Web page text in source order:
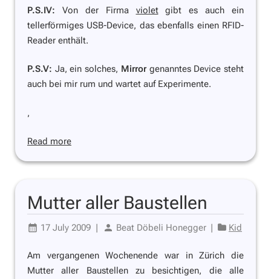
P.S.IV: Von der Firma violetgibt es auch ein
tellerförmiges USB-Device, das ebenfalls einen RFID-
Reader enthält.
P.S.V: Ja, ein solches, Mirrorgenanntes Device steht
auch bei mir rum und wartet auf Experimente.
,
Read more
Mutter aller Baustellen
17 July 2009 Beat Döbeli Honegger Kid
Am vergangenen Wochenende war in Zürich die
Mutter aller Baustellen zu besichtigen, die alle